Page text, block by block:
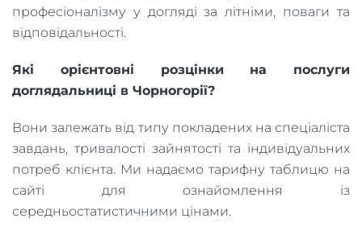
професіоналізму у догляді за літніми, поваги та
відповідальності.
Які орієнтовні розцінки на послуги
доглядальниці в Чорногорії?
Вони залежать від типу покладених на спеціаліста
завдань, тривалості зайнятості та індивідуальних
потреб клієнта. Ми надаємо тарифну таблицю на
сайті для ознайомлення із
середньостатистичними цінами.